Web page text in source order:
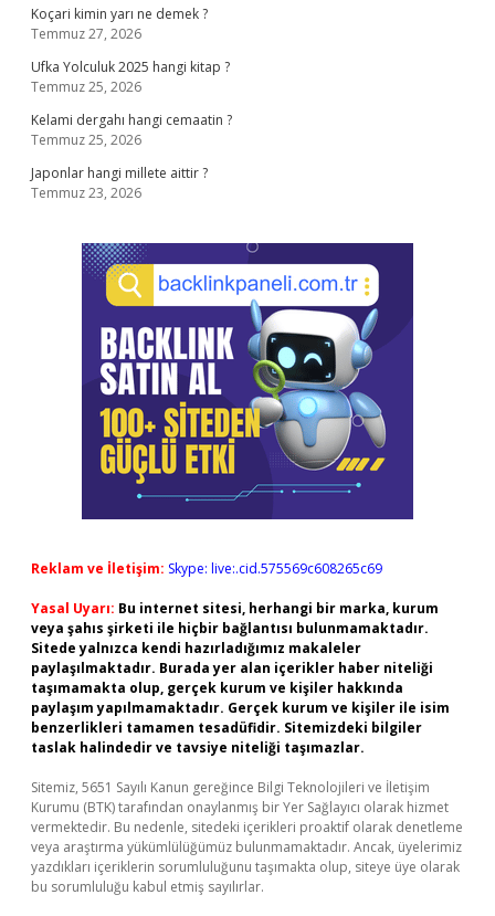
Koçari kimin yarı ne demek ?
Temmuz 27, 2026
Ufka Yolculuk 2025 hangi kitap ?
Temmuz 25, 2026
Kelami dergahı hangi cemaatin ?
Temmuz 25, 2026
Japonlar hangi millete aittir ?
Temmuz 23, 2026
Reklam ve İletişim: Skype: live:.cid.575569c608265c69
Yasal Uyarı: Bu internet sitesi, herhangi bir marka, kurum
veya şahıs şirketi ile hiçbir bağlantısı bulunmamaktadır.
Sitede yalnızca kendi hazırladığımız makaleler
paylaşılmaktadır. Burada yer alan içerikler haber niteliği
taşımamakta olup, gerçek kurum ve kişiler hakkında
paylaşım yapılmamaktadır. Gerçek kurum ve kişiler ile isim
benzerlikleri tamamen tesadüfidir. Sitemizdeki bilgiler
taslak halindedir ve tavsiye niteliği taşımazlar.
Sitemiz, 5651 Sayılı Kanun gereğince Bilgi Teknolojileri ve İletişim
Kurumu (BTK) tarafından onaylanmış bir Yer Sağlayıcı olarak hizmet
vermektedir. Bu nedenle, sitedeki içerikleri proaktif olarak denetleme
veya araştırma yükümlülüğümüz bulunmamaktadır. Ancak, üyelerimiz
yazdıkları içeriklerin sorumluluğunu taşımakta olup, siteye üye olarak
bu sorumluluğu kabul etmiş sayılırlar.